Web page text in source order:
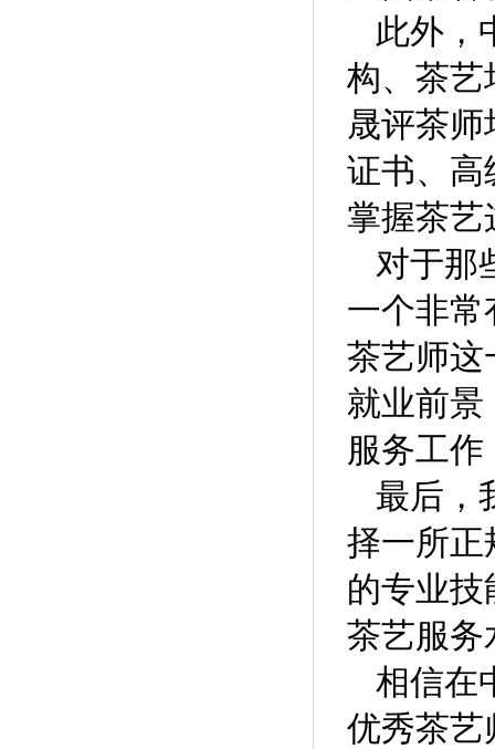
此外，
构、茶艺
晟评茶
证书、高
掌握茶艺
对于那
一个非常
茶艺师这
就业前景
服务工
最后，
择一所正
的专业
茶艺服务
相信在
优秀茶艺